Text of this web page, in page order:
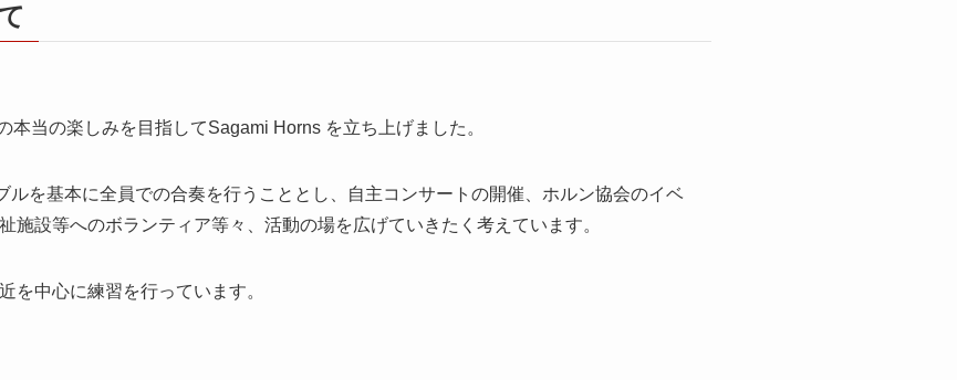
本当の楽しみを目指してSagami Horns を立ち上げました。
ルを基本に全員での合奏を行うこととし、自主コンサートの開催、ホルン協会のイベ
施設等へのボランティア等々、活動の場を広げていきたく考えています。
を中心に練習を行っています。